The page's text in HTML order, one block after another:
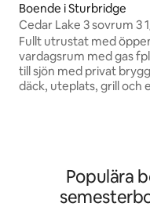
Boende i Sturbridge
Cedar Lake 3 sovrum 3
Sturbridge MA
Fullt utrustat med
vardagsrum med gas
till sjön med privat
däck, uteplats, grill och
nätters vistelse. Bas
helg 475 dollar.
säsongsvis/helgdagar.
Populära